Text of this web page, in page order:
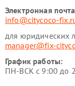
Электронная
info@citycoco-
для юридических
manager@fix-
График работы:
ПН-ВСК с 9:00 до